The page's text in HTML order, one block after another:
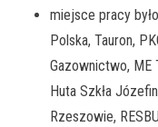
miejsce pracy
Polska, Tauron,
Gazownictwo, ME
Huta Szkła
Rzeszowie,